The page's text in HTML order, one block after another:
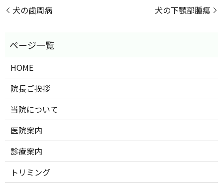
犬の歯周病 犬の下顎部腫瘍
HOME
院長ご挨拶
当院について
医院案内
診療案内
トリミング